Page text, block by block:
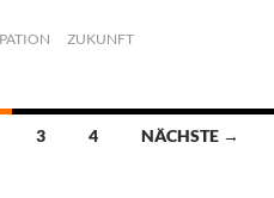
ZUKUNFT
3 4 NÄCHSTE →